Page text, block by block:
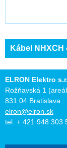
Kábel NHXCH
ELRON Elektro
Rožňavská 1
831 04 Bratislava
elron@elron.sk
tel. + 421 948